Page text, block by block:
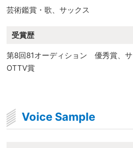
芸術鑑賞・歌、サックス
受賞歴
第8回81オーディション 優秀賞、
OTTV賞
Voice Sample